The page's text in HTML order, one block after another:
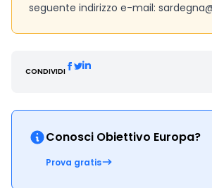
seguente indirizzo e-mail:
CONDIVIDI
Conosci Obiettivo Europa?
Prova gratis